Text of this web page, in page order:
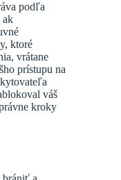
podľa
ak
ktoré
vrátane
prístupu na
váš
kroky